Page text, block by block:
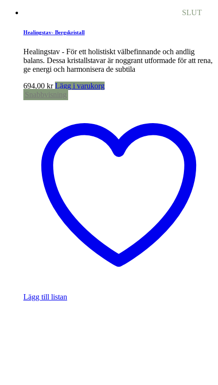
SLUT
Healingstav- Bergskristall
Healingstav - För ett holistiskt välbefinnande och andlig
balans. Dessa kristallstavar är noggrant utformade för att rena,
ge energi och harmonisera de subtila
694,00 kr Lägg i varukorg
Snabbvisning
Lägg till listan